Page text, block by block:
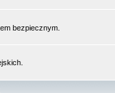
bezpiecznym.